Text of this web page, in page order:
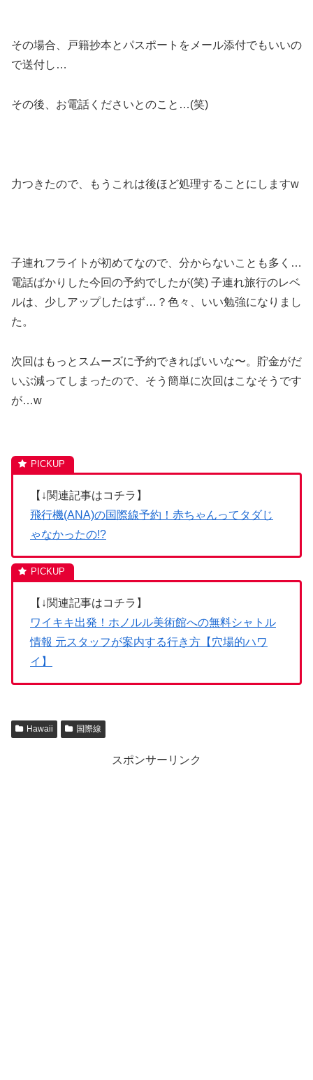
その場合、戸籍抄本とパスポートをメール添付でもいいの
で送付し…
その後、お電話くださいとのこと…(笑)
力つきたので、もうこれは後ほど処理することにしますw
子連れフライトが初めてなので、分からないことも多く…
電話ばかりした今回の予約でしたが(笑) 子連れ旅行のレベ
ルは、少しアップしたはず…？色々、いい勉強になりまし
た。
次回はもっとスムーズに予約できればいいな〜。貯金がだ
いぶ減ってしまったので、そう簡単に次回はこなそうです
が…w
【↓関連記事はコチラ】
飛行機(ANA)の国際線予約！赤ちゃんってタダじ
ゃなかったの!?
【↓関連記事はコチラ】
ワイキキ出発！ホノルル美術館への無料シャトル
情報 元スタッフが案内する行き方【穴場的ハワ
イ】
Hawaii 国際線
スポンサーリンク